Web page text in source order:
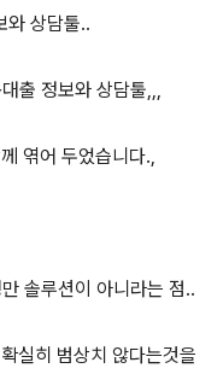
와 상담툴..
출 정보와 상담툴,,,
엮어 두었습니다.,
솔루션이 아니라는 점..
실히 범상치 않다는것을